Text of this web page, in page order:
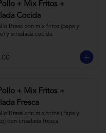
+ Mix Fritos +
Cocida
Brasa con mix fritos (papa y
y ensalada cocida.
+ Mix Fritos +
Fresca
Brasa con mix fritos (Papa y
con ensalada fresca.